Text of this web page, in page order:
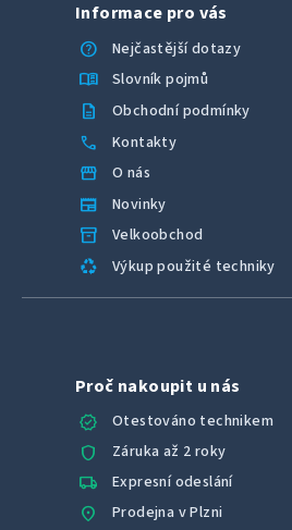
i
Informace pro vás
help
Nejčastější dotazy
menu_book Slovník pojmů
description Obchodní podmínky
call Kontakty
storefront O nás
newspaper Novinky
inventory_2 Velkoobchod
recycling Výkup použité techniky
Proč nakoupit u nás
verified
Otestováno technikem
shield Záruka až 2 roky
local_shipping Expresní odeslání
location_on Prodejna v Plzni